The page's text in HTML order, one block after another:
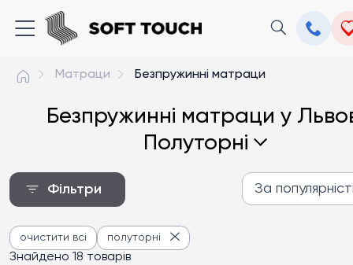
Матраци Безпружинні матраци
Безпружинні матраци у
Полуторні
Фільтри За
Знайдено 18 товарів
очистити всі полуторні